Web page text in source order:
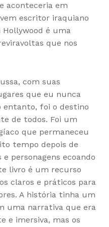
aconteceria em
escritor iraquiano
é uma
que nos
com suas
que eu nunca
entanto, foi o destino
de todos. Foi um
que permaneceu
tempo depois de
personagens ecoando
livro é um recurso
claros e práticos para
A história tinha um
uma narrativa que era
e imersiva, mas os